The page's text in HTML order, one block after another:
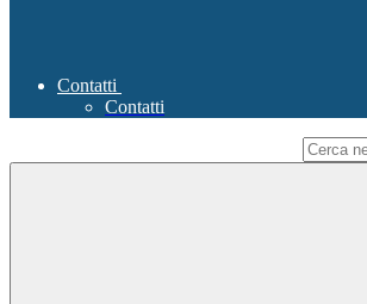
Contatti
Contatti